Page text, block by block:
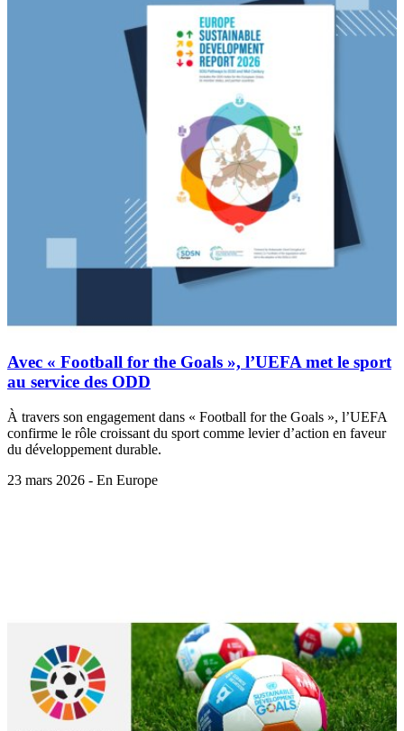
Avec « Football for the Goals », l’UEFA met le sport
au service des ODD
À travers son engagement dans « Football for the Goals », l’UEFA
confirme le rôle croissant du sport comme levier d’action en faveur
du développement durable.
23 mars 2026 - En Europe